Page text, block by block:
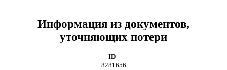
Информация из документов,
уточняющих потери
ID
8281656